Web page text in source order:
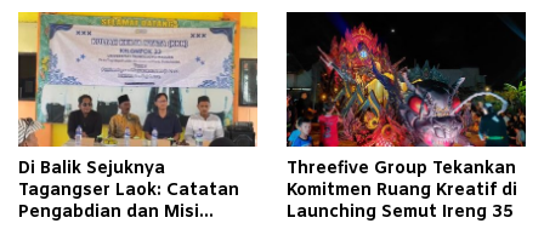
Di Balik Sejuknya
Tagangser Laok: Catatan
Pengabdian dan Misi
Threefive Group Tekankan
Komitmen Ruang Kreatif di
Launching Semut Ireng 35